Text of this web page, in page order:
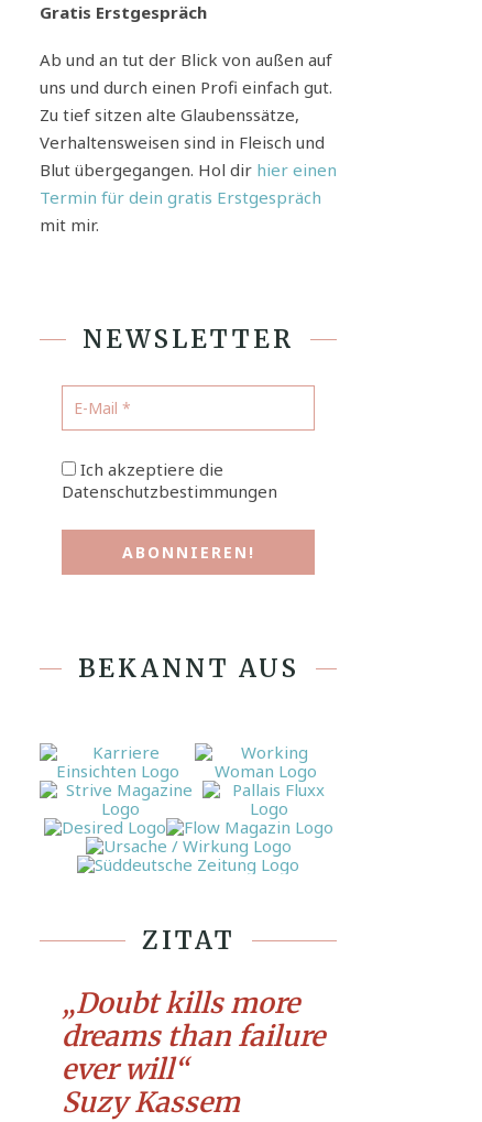
Gratis Erstgespräch
Ab und an tut der Blick von außen auf
uns und durch einen Profi einfach gut.
Zu tief sitzen alte Glaubenssätze,
Verhaltensweisen sind in Fleisch und
Blut übergegangen. Hol dir hier einen
Termin für dein gratis Erstgespräch
mit mir.
NEWSLETTER
Ich akzeptiere die
Datenschutzbestimmungen
BEKANNT AUS
ZITAT
„Doubt kills more
dreams than failure
ever will“
Suzy Kassem